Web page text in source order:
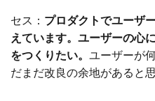
セス： プロダクトでユーザ
えています。ユーザーの心
をつくりたい。 ユーザーが
だまだ改良の余地があると思